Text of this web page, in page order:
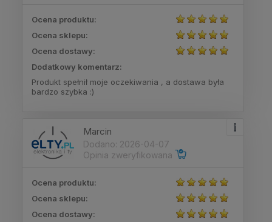
Ocena produktu:
Ocena sklepu:
Ocena dostawy:
Dodatkowy komentarz:
Produkt spełnił moje oczekiwania , a dostawa była
bardzo szybka :)
Marcin
Dodano: 2026-04-07
Opinia zweryfikowana
Ocena produktu:
Ocena sklepu:
Ocena dostawy: